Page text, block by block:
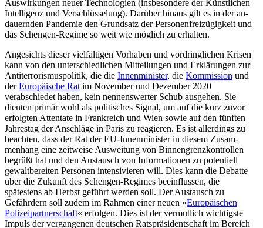
Aus­wirkungen neuer Technologien (ins­besondere der Künst­lichen
Intelligenz und Verschlüsselung). Darüber hinaus gilt es in der an­
dauernden Pandemie den Grundsatz der Personenfreizügigkeit und
das Schengen-Regime so weit wie möglich zu er­halten.
Angesichts dieser vielfältigen Vorhaben und vordringlichen Krisen
kann von den unterschiedlichen Mitteilungen und Erklä­rungen zur
Antiterrorismuspolitik, die die Innenminister, die Kommission und
derEuropäische Rat im November und Dezem­ber 2020
verabschiedet haben, kein nen­nenswerter Schub ausgehen. Sie
dienten pri­mär wohl als politisches Signal, um auf die kurz zuvor
erfolgten Attentate in Frank­reich und Wien sowie auf den fünften
Jahrestag der Anschläge in Paris zu reagie­ren. Es ist allerdings zu
beachten, dass der Rat der EU-Innenminister in diesem Zusam­
menhang eine zeitweise Ausweitung von Binnengrenzkontrollen
begrüßt hat und den Austausch von Informationen zu poten­tiell
gewaltbereiten Per­sonen intensivieren will. Dies kann die Debatte
über die Zu­kunft des Schengen-Regimes beeinflussen, die
spätestens ab Herbst geführt werden soll. Der Austausch zu
Gefährdern soll zu­dem im Rahmen einer neuen »Europäi­schen
Polizeipartnerschaft« erfolgen. Dies ist der vermutlich wichtigste
Impuls der vergangenen deutschen Ratspräsidentschaft im Bereich